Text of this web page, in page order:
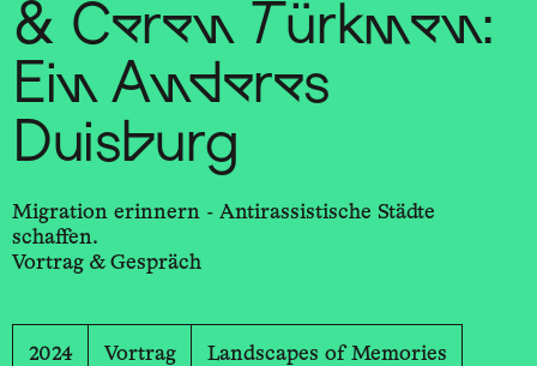
& Ceren Türkmen:
Ein Anderes
Duisburg
Migration erinnern - Antirassistische Städte
schaffen.
Vortrag & Gespräch
2024 Vortrag Landscapes of Memories